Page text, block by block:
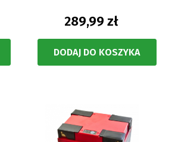
289,99 zł
DODAJ DO KOSZYKA